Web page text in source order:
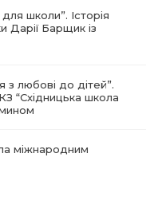
школи”. Історія
Дарії Барщик із
з любові до дітей”.
“Східницька школа
міжнародним